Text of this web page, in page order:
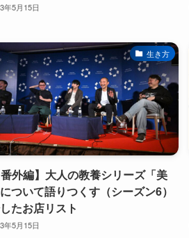
年5月15日
生き方
外編】大人の教養シリーズ「美
ついて語りつくす（シーズン6）
たお店リスト
年5月15日